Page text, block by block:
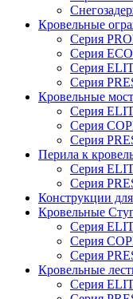
Кровельные
Серия
Серия
Серия
Серия
Кровельные
Серия
Серия
Серия
Перила к
Серия
Серия
Конструкции
Кровельные
Серия
Серия
Серия
Кровельные
Серия